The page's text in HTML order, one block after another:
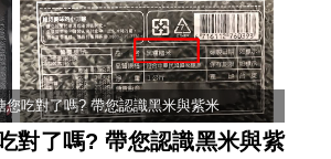
您吃對了嗎? 帶您認識黑米與紫米
對了嗎? 帶您認識黑米與紫